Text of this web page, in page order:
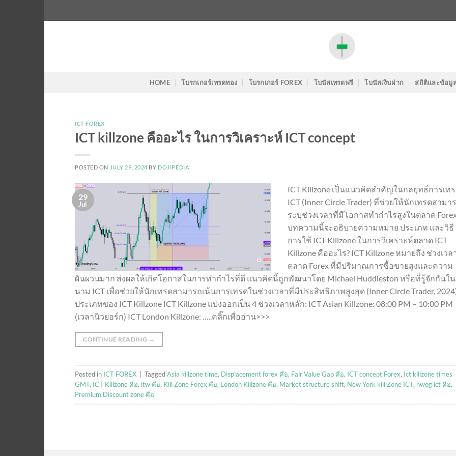
to
HOME โบรกเกอร์เทรดทอง โบรกเกอร์ FOREX โบนัสเทรดฟรี โบนัสเงินฝาก สถิติและข้อมู
ICT FOREX
ICT killzone คืออะไร ในการวิเคราะห์ ICT concept
POSTED ON JULY 29, 2024 BY DOJIPEDIA
29
Jul
ICT Killzone เป็นแนวคิดสำคัญในกลยุทธ์การเท
ICT (Inner Circle Trader) ที่ช่วยให้นักเทรดสามา
ระบุช่วงเวลาที่มีโอกาสทำกำไรสูงในตลาด
บทความนี้จะอธิบายความหมาย ประเภท และวิธี
การใช้ ICT Killzone ในการวิเคราะห์ตลาด ICT
Killzone คืออะไร? ICT Killzone หมายถึง ช่วงเวล
ตลาด Forex ที่มีปริมาณการซื้อขายสูงและความ
ผันผวนมาก ส่งผลให้เกิดโอกาสในการทำกำไรที่ดี แนวคิดนี้ถูกพัฒนาโดย Michael Huddleston หรือที่รู้จักกันใน
นาม ICT เพื่อช่วยให้นักเทรดสามารถเน้นการเทรดในช่วงเวลาที่มีประสิทธิภาพสูงสุด (Inner Circle Trader,
ประเภทของ ICT Killzone ICT Killzone แบ่งออกเป็น 4 ช่วงเวลาหลัก: ICT Asian Killzone: 08:00 PM – 10:00 PM
(เวลานิวยอร์ก) ICT London Killzone: …..คลิ๊กเพื่ออ่าน>>>
CONTINUE READING →
Posted in ICT FOREX TaggedAsia killzone time, Displacement forex คือ, Fair Value Gap คือ, ICT concept Forex, Ict killzone times
GMT, ICT Killzone คือ, itw คือ, Kill Zone Forex คือ, London Killzone คือ, Market structure shift, New York kill Zone ICT, nwog ict คือ,
Premium Discount zone คือ